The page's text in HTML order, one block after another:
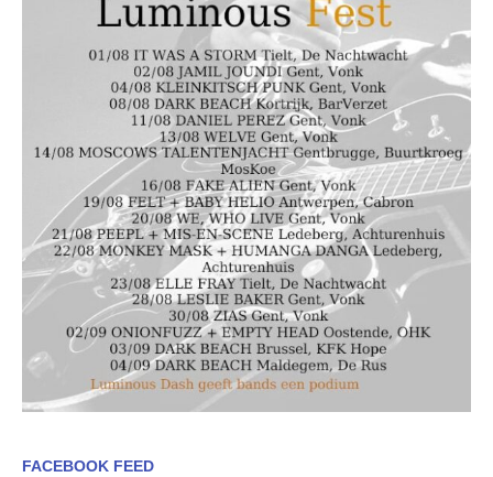
FACEBOOK FEED